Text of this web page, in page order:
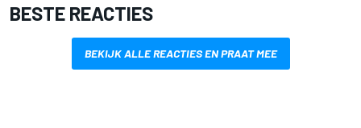
BESTE REACTIES
BEKIJK ALLE REACTIES EN PRAAT MEE